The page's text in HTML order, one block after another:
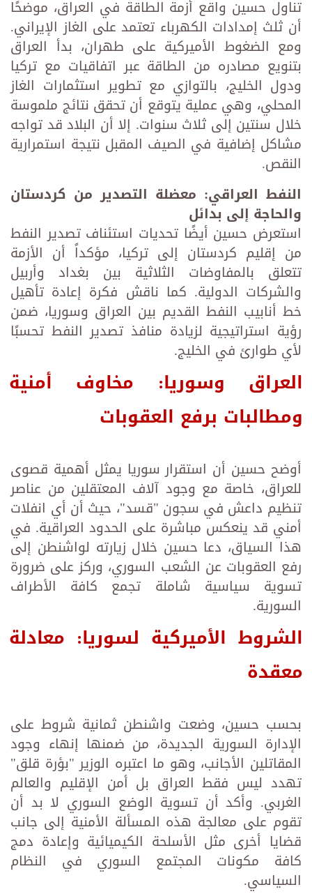
تناول حسين واقع أزمة الطاقة في العراق، موضحًا
أن ثلث إمدادات الكهرباء تعتمد على الغاز الإيراني.
ومع الضغوط الأميركية على طهران، بدأ العراق
بتنويع مصادره من الطاقة عبر اتفاقيات مع تركيا
ودول الخليج، بالتوازي مع تطوير استثمارات الغاز
المحلي، وهي عملية يتوقع أن تحقق نتائج ملموسة
خلال سنتين إلى ثلاث سنوات. إلا أن البلاد قد تواجه
مشاكل إضافية في الصيف المقبل نتيجة استمرارية
النقص.
النفط العراقي: معضلة التصدير من كردستان
والحاجة إلى بدائل
استعرض حسين أيضًا تحديات استئناف تصدير النفط
من إقليم كردستان إلى تركيا، مؤكداً أن الأزمة
تتعلق بالمفاوضات الثلاثية بين بغداد وأربيل
والشركات الدولية. كما ناقش فكرة إعادة تأهيل
خط أنابيب النفط القديم بين العراق وسوريا، ضمن
رؤية استراتيجية لزيادة منافذ تصدير النفط تحسبًا
لأي طوارئ في الخليج.
العراق وسوريا: مخاوف أمنية
ومطالبات برفع العقوبات
أوضح حسين أن استقرار سوريا يمثل أهمية قصوى
للعراق، خاصة مع وجود آلاف المعتقلين من عناصر
تنظيم داعش في سجون "قسد"، حيث أن أي انفلات
أمني قد ينعكس مباشرة على الحدود العراقية. في
هذا السياق، دعا حسين خلال زيارته لواشنطن إلى
رفع العقوبات عن الشعب السوري، وركز على ضرورة
تسوية سياسية شاملة تجمع كافة الأطراف
السورية.
الشروط الأميركية لسوريا: معادلة
معقدة
بحسب حسين، وضعت واشنطن ثمانية شروط على
الإدارة السورية الجديدة، من ضمنها إنهاء وجود
المقاتلين الأجانب، وهو ما اعتبره الوزير "بؤرة قلق"
تهدد ليس فقط العراق بل أمن الإقليم والعالم
الغربي. وأكد أن تسوية الوضع السوري لا بد أن
تقوم على معالجة هذه المسألة الأمنية إلى جانب
قضايا أخرى مثل الأسلحة الكيميائية وإعادة دمج
كافة مكونات المجتمع السوري في النظام
السياسي.